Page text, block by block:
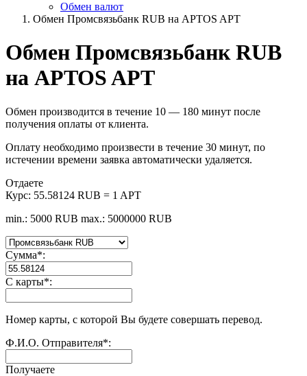
Обмен валют
Обмен Промсвязьбанк RUB на APTOS APT
Обмен Промсвязьбанк RUB
на APTOS APT
Обмен производится в течение 10 — 180 минут после
получения оплаты от клиента.
Оплату необходимо произвести в течение 30 минут, по
истечении времени заявка автоматически удаляется.
Отдаете
Курс: 55.58124 RUB = 1 APT
min.: 5000 RUB max.: 5000000 RUB
Сумма*:
С карты*:
Номер карты, с которой Вы будете совершать перевод.
Ф.И.О. Отправителя*:
Получаете